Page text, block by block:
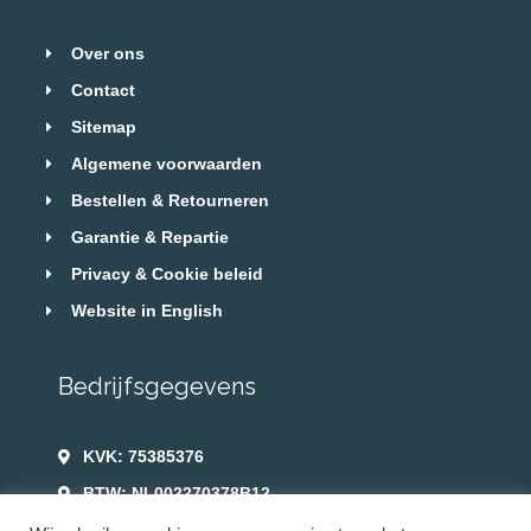
Over ons
Contact
Sitemap
Algemene voorwaarden
Bestellen & Retourneren
Garantie & Repartie
Privacy & Cookie beleid
Website in English
Bedrijfsgegevens
KVK: 75385376
BTW: NL002270378B12